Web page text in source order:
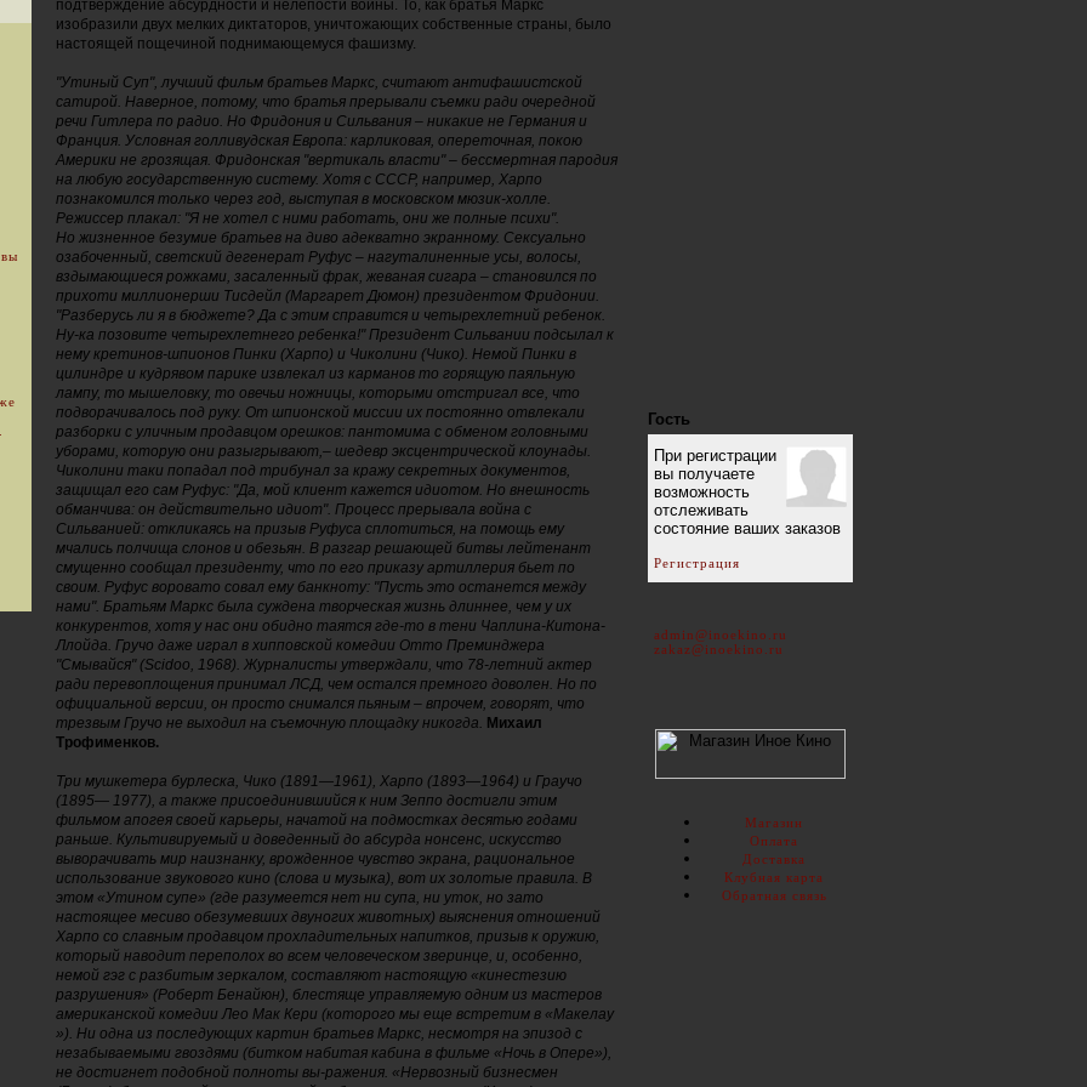
подтверждение абсурдности и нелепости войны. То, как братья Маркс
изобразили двух мелких диктаторов, уничтожающих собственные страны, было
настоящей пощечиной поднимающемуся фашизму.
"Утиный Суп", лучший фильм братьев Маркс, считают антифашистской
сатирой. Наверное, потому, что братья прерывали съемки ради очередной
речи Гитлера по радио. Но Фридония и Сильвания – никакие не Германия и
Франция. Условная голливудская Европа: карликовая, опереточная, покою
Америки не грозящая. Фридонская "вертикаль власти" – бессмертная пародия
на любую государственную систему. Хотя с СССР, например, Харпо
познакомился только через год, выступая в московском мюзик-холле.
Режиссер плакал: "Я не хотел с ними работать, они же полные психи".
Но жизненное безумие братьев на диво адекватно экранному. Сексуально
озабоченный, светский дегенерат Руфус – нагуталиненные усы, волосы,
вздымающиеся рожками, засаленный фрак, жеваная сигара – становился по
прихоти миллионерши Тисдейл (Маргарет Дюмон) президентом Фридонии.
"Разберусь ли я в бюджете? Да с этим справится и четырехлетний ребенок.
Ну-ка позовите четырехлетнего ребенка!" Президент Сильвании подсылал к
нему кретинов-шпионов Пинки (Харпо) и Чиколини (Чико). Немой Пинки в
цилиндре и кудрявом парике извлекал из карманов то горящую паяльную
лампу, то мышеловку, то овечьи ножницы, которыми отстригал все, что
подворачивалось под руку. От шпионской миссии их постоянно отвлекали
разборки с уличным продавцом орешков: пантомима с обменом головными
уборами, которую они разыгрывают,– шедевр эксцентрической клоунады.
Чиколини таки попадал под трибунал за кражу секретных документов,
защищал его сам Руфус: "Да, мой клиент кажется идиотом. Но внешность
обманчива: он действительно идиот". Процесс прерывала война с
Сильванией: откликаясь на призыв Руфуса сплотиться, на помощь ему
мчались полчища слонов и обезьян. В разгар решающей битвы лейтенант
смущенно сообщал президенту, что по его приказу артиллерия бьет по
своим. Руфус воровато совал ему банкноту: "Пусть это останется между
нами". Братьям Маркс была суждена творческая жизнь длиннее, чем у их
конкурентов, хотя у нас они обидно таятся где-то в тени Чаплина-Китона-
Ллойда. Гручо даже играл в хипповской комедии Отто Преминджера
"Смывайся" (Scidoo, 1968). Журналисты утверждали, что 78-летний актер
ради перевоплощения принимал ЛСД, чем остался премного доволен. Но по
официальной версии, он просто снимался пьяным – впрочем, говорят, что
трезвым Гручо не выходил на съемочную площадку никогда. Михаил
Трофименков.
Три мушкетера бурлеска, Чико (1891—1961), Харпо (1893—1964) и Граучо
(1895— 1977), а также присоединившийся к ним Зеппо достигли этим
фильмом апогея своей карьеры, начатой на подмостках десятью годами
раньше. Культивируемый и доведенный до абсурда нонсенс, искусство
выворачивать мир наизнанку, врожденное чувство экрана, рациональное
использование звукового кино (слова и музыка), вот их золотые правила. В
этом «Утином супе» (где разумеется нет ни супа, ни уток, но зато
настоящее месиво обезумевших двуногих животных) выяснения отношений
Харпо со славным продавцом прохладительных напитков, призыв к оружию,
который наводит переполох во всем человеческом зверинце, и, особенно,
немой гэг с разбитым зеркалом, составляют настоящую «кинестезию
разрушения» (Роберт Бенайюн), блестяще управляемую одним из мастеров
американской комедии Лео Мак Кери (которого мы еще встретим в «Макелау
»). Ни одна из последующих картин братьев Маркс, несмотря на эпизод с
незабываемыми гвоздями (битком набитая кабина в фильме «Ночь в Опере»),
не достигнет подобной полноты вы-ражения. «Нервозный бизнесмен
Гость
При регистрации
вы получаете
возможность
отслеживать
состояние ваших заказов
Регистрация
admin@inoekino.ru
zakaz@inoekino.ru
Магазин
Оплата
Доставка
Клубная карта
Обратная связь